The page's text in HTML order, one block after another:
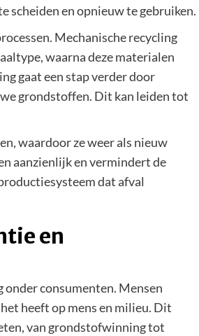
scheiden en opnieuw te gebruiken.
Mechanische recycling
waarna deze materialen
gaat een stap verder door
grondstoffen. Dit kan leiden tot
waardoor ze weer als nieuw
aanzienlijk en vermindert de
dat afval
en
consumenten. Mensen
heeft op mens en milieu. Dit
van grondstofwinning tot